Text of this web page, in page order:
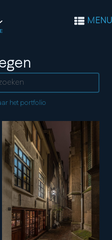
MENU
het portfolio